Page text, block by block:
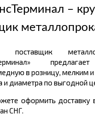
–
поставщик
в розницу, мелким
и диаметра по выгодной
оформить доставку
СНГ.